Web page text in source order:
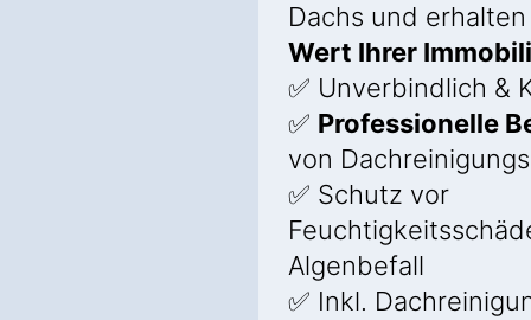
Dachs und
Wert Ihrer
✅ Unverbindlich &
✅ Professionelle
von
✅ Schutz vor
Algenbefall
✅ Inkl.